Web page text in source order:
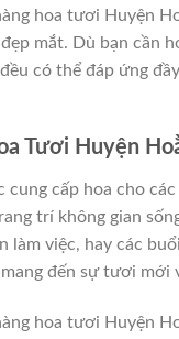
hoa tươi Huyện
mắt. Dù bạn cần
có thể đáp ứng
Tươi Huyện
cung cấp hoa cho
trí không gian
làm việc, hay các
đến sự tươi mới
hoa tươi Huyện